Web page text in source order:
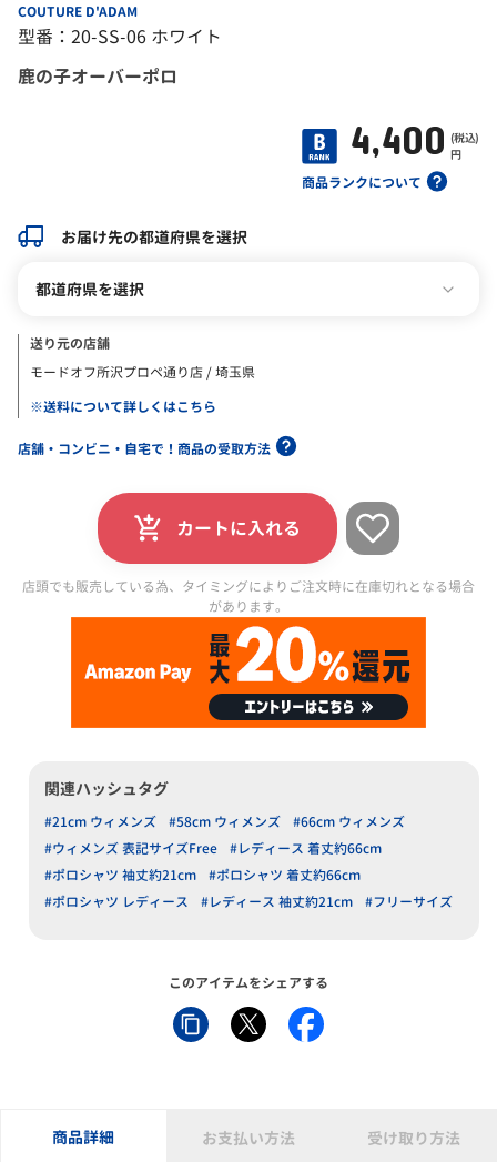
COUTURE D'ADAM
型番：20-SS-06 ホワイト
鹿の子オーバーポロ
商品ランクについて
4,400 (税込)
円
お届け先の都道府県を選択
都道府県を選択
送り元の店舗
モードオフ所沢プロペ通り店 / 埼玉県
※送料について詳しくはこちら
店舗・コンビニ・自宅で！商品の受取方法
カートに入れる
店頭でも販売している為、タイミングによりご注文時に在庫切れとなる場合
があります。
関連ハッシュタグ
#21cm ウィメンズ #58cm ウィメンズ
#66cm ウィメンズ
#ウィメンズ 表記サイズFree
#レディース 着丈約66cm
#ポロシャツ 袖丈約21cm
#ポロシャツ 着丈約66cm
#ポロシャツ レディース
#レディース 袖丈約21cm #フリーサイズ
このアイテムをシェアする
商品詳細 お支払い方法 受け取り方法